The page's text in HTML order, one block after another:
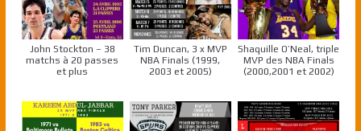
John Stockton – 38
matchs à 20 passes
et plus
Tim Duncan, 3 x MVP
NBA Finals (1999,
2003 et 2005)
Shaquille O’Neal, triple
MVP des NBA Finals
(2000,2001 et 2002)